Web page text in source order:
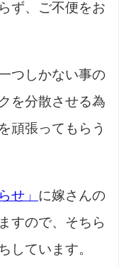
ず、ご不便をお
つしかない事の
を分散させる為
頑張ってもらう
せ」 に嫁さんの
すので、そちら
しています。